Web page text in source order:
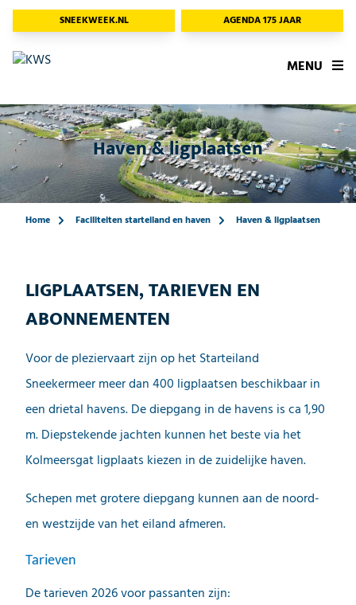
SNEEKWEEK.NL AGENDA 175 JAAR
MENU
Haven & ligplaatsen
Home Faciliteiten starteiland en haven Haven & ligplaatsen
LIGPLAATSEN, TARIEVEN EN
ABONNEMENTEN
Voor de pleziervaart zijn op het Starteiland
Sneekermeer meer dan 400 ligplaatsen beschikbaar in
een drietal havens. De diepgang in de havens is ca 1,90
m. Diepstekende jachten kunnen het beste via het
Kolmeersgat ligplaats kiezen in de zuidelijke haven.
Schepen met grotere diepgang kunnen aan de noord-
en westzijde van het eiland afmeren.
Tarieven
De tarieven 2026 voor passanten zijn: